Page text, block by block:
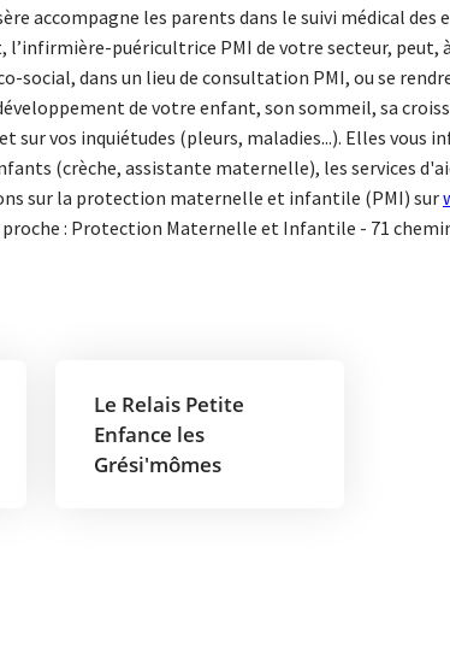
accompagne les parents dans le suivi médical des
l’infirmière-puéricultrice PMI de votre secteur, peut,
social, dans un lieu de consultation PMI, ou se
de votre enfant, son sommeil, sa
sur vos inquiétudes (pleurs, maladies...). Elles vous
(crèche, assistante maternelle), les services
sur la protection maternelle et infantile (PMI) sur
: Protection Maternelle et Infantile - 71 chemin
Le Relais Petite
Enfance les
Grési'mômes